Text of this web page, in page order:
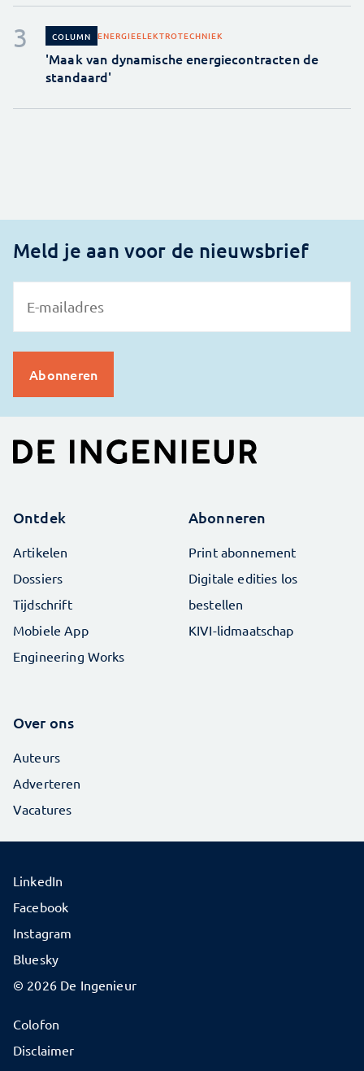
COLUMN ENERGIEELEKTROTECHNIEK
'Maak van dynamische energiecontracten de
standaard'
Meld je aan voor de nieuwsbrief
Ontdek
Artikelen
Dossiers
Tijdschrift
Mobiele App
Engineering Works
Abonneren
Print abonnement
Digitale edities los
bestellen
KIVI-lidmaatschap
Over ons
Auteurs
Adverteren
Vacatures
© 2026 De Ingenieur
Colofon
Disclaimer
LinkedIn
Facebook
Instagram
Bluesky